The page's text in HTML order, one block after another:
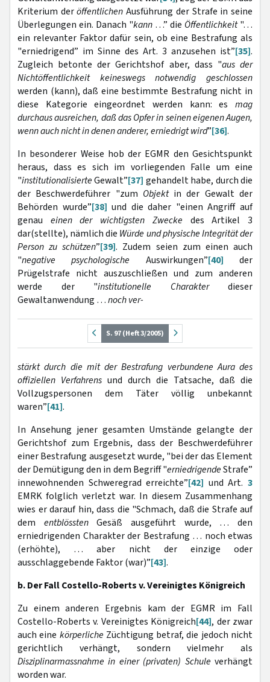
Kriterium deröffentlichen Ausführung der Strafe in seine
Überlegungen ein. Danach "kann …” die Öffentlichkeit"…
ein relevanter Faktor dafür sein, ob eine Bestrafung als
"erniedrigend” im Sinne des Art. 3 anzusehen ist”[35].
Zugleich betonte der Gerichtshof aber, dass "aus der
Nichtöffentlichkeit keineswegs notwendig geschlossen
werden (kann), daß eine bestimmte Bestrafung nicht in
diese Kategorie eingeordnet werden kann: es mag
durchaus ausreichen, daß das Opfer in seinen eigenen Augen,
wenn auch nicht in denen anderer, erniedrigt wird”[36].
In besonderer Weise hob der EGMR den Gesichtspunkt
heraus, dass es sich im vorliegenden Falle um eine
"institutionalisierteGewalt”[37] gehandelt habe, durch die
der Beschwerdeführer "zum Objektin der Gewalt der
Behörden wurde”[38] und die daher "einen Angriff auf
genau einen der wichtigsten Zwecke des Artikel 3
dar(stellte), nämlich die Würde und physische Integrität der
Person zu schützen”[39]. Zudem seien zum einen auch
"negative psychologische Auswirkungen”[40] der
Prügelstrafe nicht auszuschließen und zum anderen
werde der "institutionelle Charakterdieser
Gewaltanwendung …noch ver-
S. 97 (Heft 3/2005)
stärkt durch die mit der Bestrafung verbundene Aura des
offiziellen Verfahrens und durch die Tatsache, daß die
Vollzugspersonen dem Täter völlig unbekannt
waren”[41].
In Ansehung jener gesamten Umstände gelangte der
Gerichtshof zum Ergebnis, dass der Beschwerdeführer
einer Bestrafung ausgesetzt wurde, "bei der das Element
der Demütigung den in dem Begriff "erniedrigendeStrafe”
innewohnenden Schweregrad erreichte”[42] und Art.3
EMRK folglich verletzt war. In diesem Zusammenhang
wies er darauf hin, dass die "Schmach, daß die Strafe auf
dem entblösstenGesäß ausgeführt wurde, … den
erniedrigenden Charakter der Bestrafung … noch etwas
(erhöhte), … aber nicht der einzige oder
ausschlaggebende Faktor (war)”[43].
b. Der Fall Costello-Roberts v. Vereinigtes Königreich
Zu einem anderen Ergebnis kam der EGMR im Fall
Costello-Roberts v. Vereinigtes Königreich[44], der zwar
auch eine körperliche Züchtigung betraf, die jedoch nicht
gerichtlich verhängt, sondern vielmehr als
Disziplinarmassnahme in einer (privaten) Schule verhängt
worden war.